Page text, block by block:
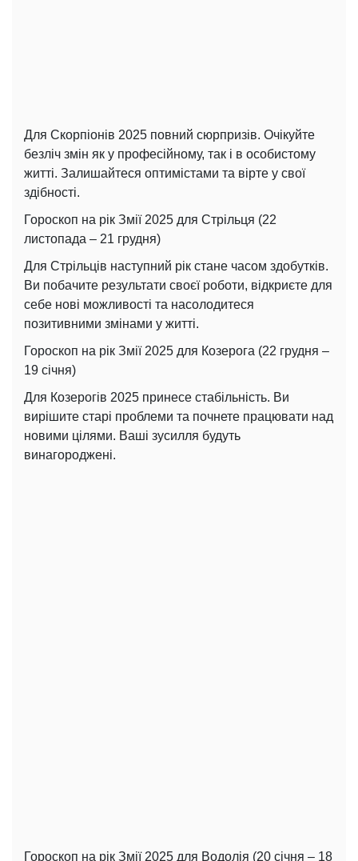
Для Скорпіонів 2025 повний сюрпризів. Очікуйте
безліч змін як у професійному, так і в особистому
житті. Залишайтеся оптимістами та вірте у свої
здібності.
Гороскоп на рік Змії 2025 для Стрільця (22
листопада – 21 грудня)
Для Стрільців наступний рік стане часом здобутків.
Ви побачите результати своєї роботи, відкриєте для
себе нові можливості та насолодитеся
позитивними змінами у житті.
Гороскоп на рік Змії 2025 для Козерога (22 грудня –
19 січня)
Для Козерогів 2025 принесе стабільність. Ви
вирішите старі проблеми та почнете працювати над
новими цілями. Ваші зусилля будуть
винагороджені.
Гороскоп на рік Змії 2025 для Водолія (20 січня – 18